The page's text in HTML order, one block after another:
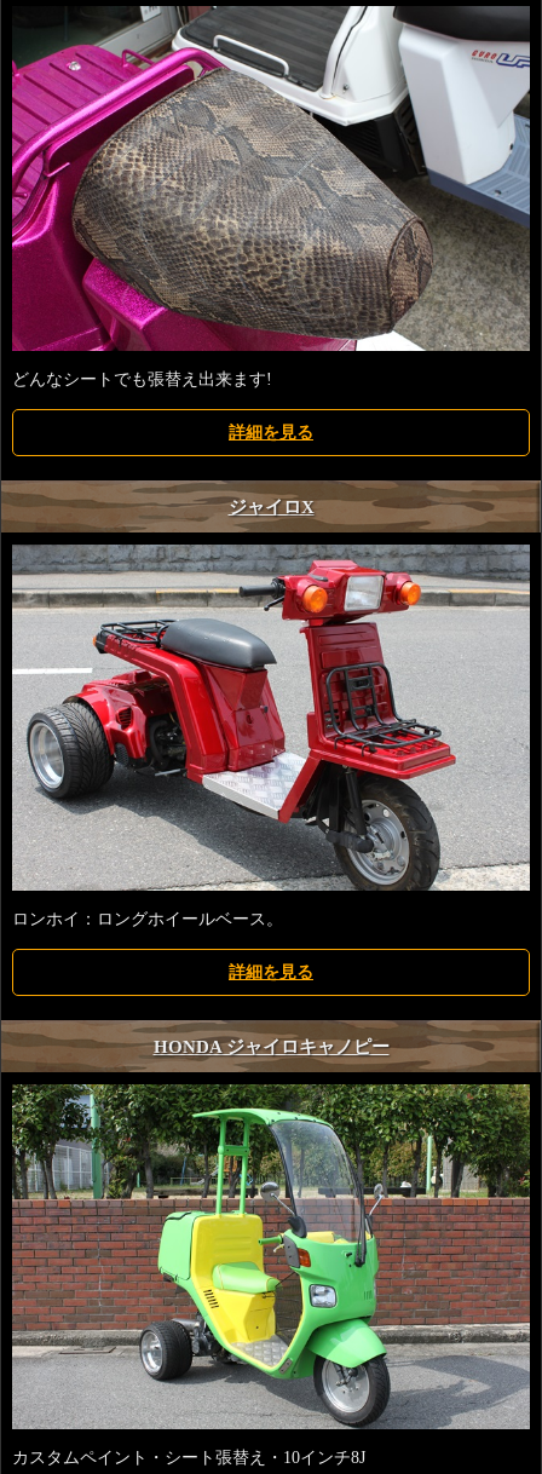
どんなシートでも張替え出来ます!
詳細を見る
ジャイロX
ロンホイ：ロングホイールベース。
詳細を見る
HONDA ジャイロキャノピー
カスタムペイント・シート張替え・10インチ8J